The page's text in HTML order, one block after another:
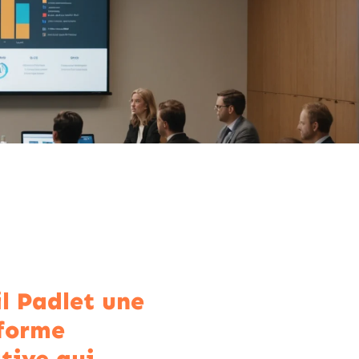
Padlet une